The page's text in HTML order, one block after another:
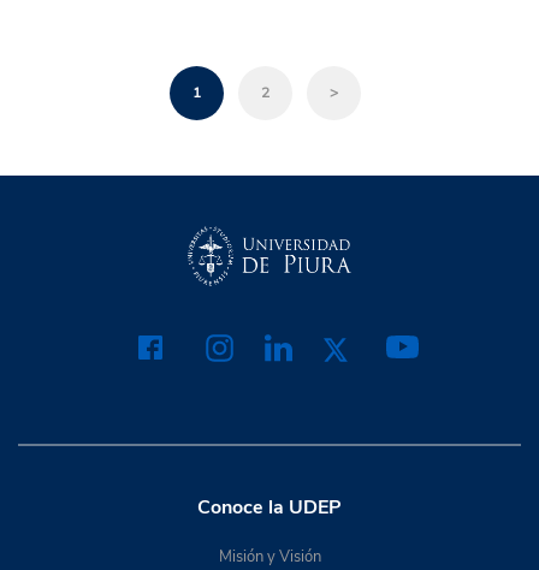
1 2 >
Conoce la UDEP
Misión y Visión